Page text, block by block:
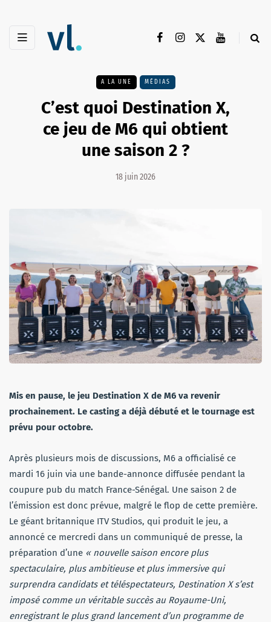
A LA UNE MÉDIAS
C’est quoi Destination X,
ce jeu de M6 qui obtient
une saison 2 ?
18 juin 2026
Mis en pause, le jeu Destination X de M6 va revenir
prochainement. Le casting a déjà débuté et le tournage est
prévu pour octobre.
Après plusieurs mois de discussions, M6 a officialisé ce
mardi 16 juin via une bande-annonce diffusée pendant la
coupure pub du match France-Sénégal. Une saison 2 de
l’émission est donc prévue, malgré le flop de cette première.
Le géant britannique ITV Studios, qui produit le jeu, a
annoncé ce mercredi dans un communiqué de presse, la
préparation d’une « nouvelle saison encore plus
spectaculaire, plus ambitieuse et plus immersive qui
surprendra candidats et téléspectateurs, Destination X s’est
imposé comme un véritable succès au Royaume-Uni,
enregistrant le plus grand lancement d’un programme de